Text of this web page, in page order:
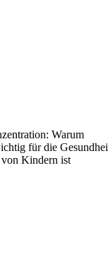
Warum
für die
Kindern ist